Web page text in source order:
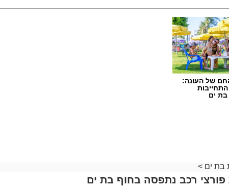
של העונה:
בת ים
בת ים >
פורצי רכב נתפסה בחוף בת ים